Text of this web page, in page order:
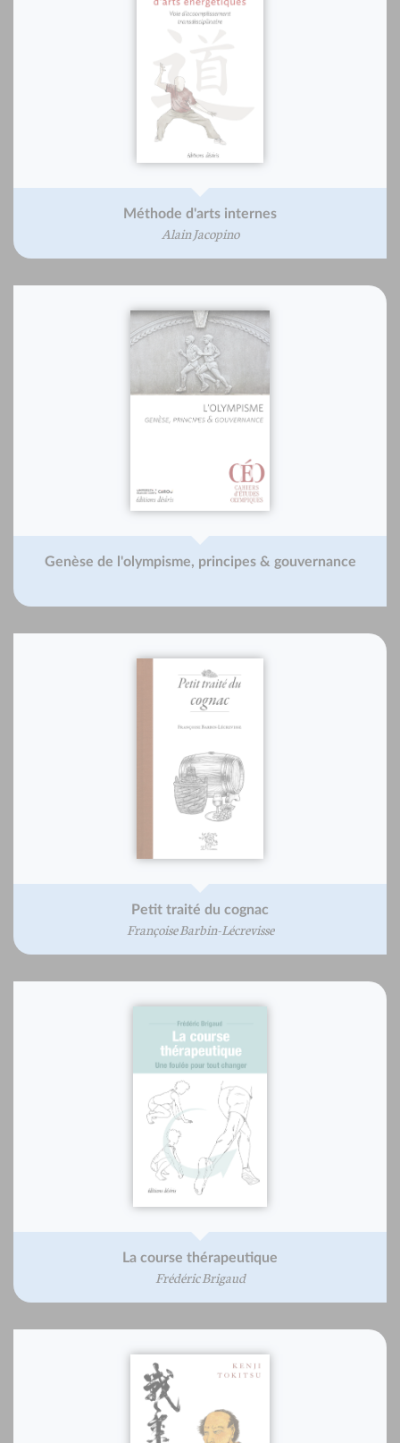
Méthode d'arts internes
Alain Jacopino
Genèse de l'olympisme, principes & gouvernance
Petit traité du cognac
Françoise Barbin-Lécrevisse
La course thérapeutique
Frédéric Brigaud